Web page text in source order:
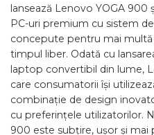
lansează Lenovo YOGA 900
PC-uri premium cu sistem
concepute pentru mai
timpul liber. Odată cu
laptop convertibil din lume,
care consumatorii își
combinație de design
cu preferințele utilizatorilor.
900 este subțire, ușor și